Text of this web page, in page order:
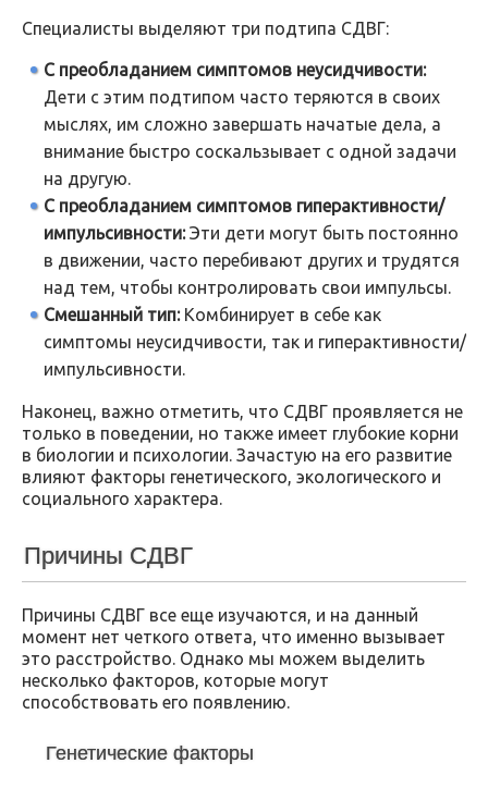
Специалисты выделяют три подтипа СДВГ:
С преобладанием симптомов неусидчивости:
Дети с этим подтипом часто теряются в своих
мыслях, им сложно завершать начатые дела, а
внимание быстро соскальзывает с одной задачи
на другую.
С преобладанием симптомов гиперактивности/
импульсивности:Эти дети могут быть постоянно
в движении, часто перебивают других и трудятся
над тем, чтобы контролировать свои импульсы.
Смешанный тип:Комбинирует в себе как
симптомы неусидчивости, так и гиперактивности/
импульсивности.
Наконец, важно отметить, что СДВГ проявляется не
только в поведении, но также имеет глубокие корни
в биологии и психологии. Зачастую на его развитие
влияют факторы генетического, экологического и
социального характера.
Причины СДВГ
Причины СДВГ все еще изучаются, и на данный
момент нет четкого ответа, что именно вызывает
это расстройство. Однако мы можем выделить
несколько факторов, которые могут
способствовать его появлению.
Генетические факторы